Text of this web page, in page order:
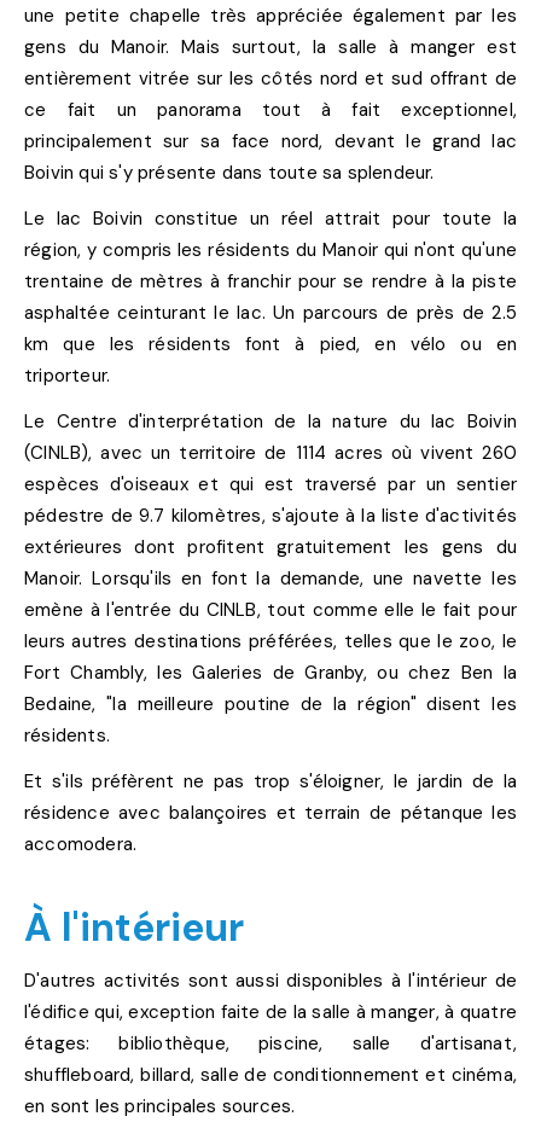
une petite chapelle très appréciée également par les
gens du Manoir. Mais surtout, la salle à manger est
entièrement vitrée sur les côtés nord et sud offrant de
ce fait un panorama tout à fait exceptionnel,
principalement sur sa face nord, devant le grand lac
Boivin qui s'y présente dans toute sa splendeur.
Le lac Boivin constitue un réel attrait pour toute la
région, y compris les résidents du Manoir qui n'ont qu'une
trentaine de mètres à franchir pour se rendre à la piste
asphaltée ceinturant le lac. Un parcours de près de 2.5
km que les résidents font à pied, en vélo ou en
triporteur.
Le Centre d'interprétation de la nature du lac Boivin
(CINLB), avec un territoire de 1114 acres où vivent 260
espèces d'oiseaux et qui est traversé par un sentier
pédestre de 9.7 kilomètres, s'ajoute à la liste d'activités
extérieures dont profitent gratuitement les gens du
Manoir. Lorsqu'ils en font la demande, une navette les
emène à l'entrée du CINLB, tout comme elle le fait pour
leurs autres destinations préférées, telles que le zoo, le
Fort Chambly, les Galeries de Granby, ou chez Ben la
Bedaine, "la meilleure poutine de la région" disent les
résidents.
Et s'ils préfèrent ne pas trop s'éloigner, le jardin de la
résidence avec balançoires et terrain de pétanque les
accomodera.
À l'intérieur
D'autres activités sont aussi disponibles à l'intérieur de
l'édifice qui, exception faite de la salle à manger, à quatre
étages: bibliothèque, piscine, salle d'artisanat,
shuffleboard, billard, salle de conditionnement et cinéma,
en sont les principales sources.